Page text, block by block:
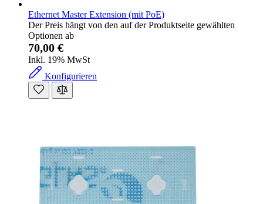
Ethernet Master Extension (mit PoE)
Der Preis hängt von den auf der Produktseite gewählten
Optionen ab
70,00 €
Inkl. 19% MwSt
Konfigurieren